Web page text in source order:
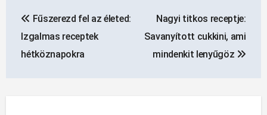
navigáció
Fűszerezd fel az életed:
Izgalmas receptek
hétköznapokra
Nagyi titkos receptje:
Savanyított cukkini, ami
mindenkit lenyűgöz